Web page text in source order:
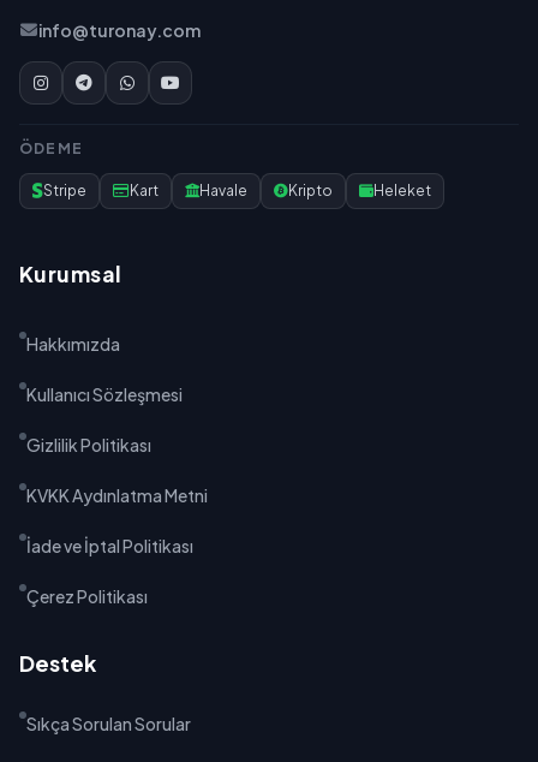
info@turonay.com
ÖDEME
Stripe Kart Havale Kripto Heleket
Kurumsal
Hakkımızda
Kullanıcı Sözleşmesi
Gizlilik Politikası
KVKK Aydınlatma Metni
İade ve İptal Politikası
Çerez Politikası
Destek
Sıkça Sorulan Sorular